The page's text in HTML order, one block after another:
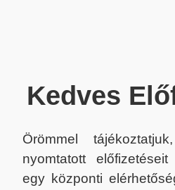
Kedves
Örömmel
nyomtatott
egy központi